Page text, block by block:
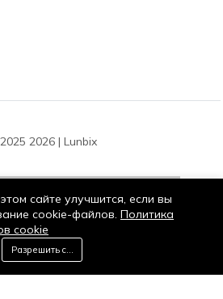
2026 | Lunbix
на связи:
0
Корзина
сайте улучшится, если вы
cookie-файлов. Политика
cookie
Разрешить cookie